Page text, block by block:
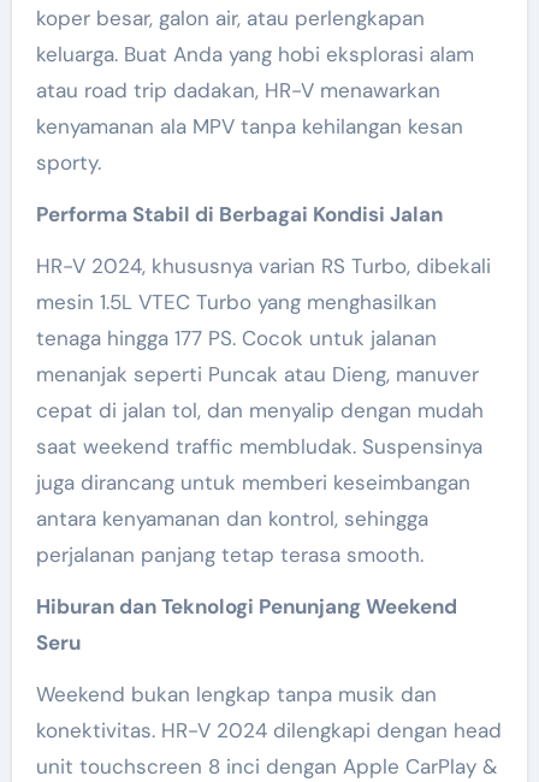
koper besar, galon air, atau perlengkapan
keluarga. Buat Anda yang hobi eksplorasi alam
atau road trip dadakan, HR-V menawarkan
kenyamanan ala MPV tanpa kehilangan kesan
sporty.
Performa Stabil di Berbagai Kondisi Jalan
HR-V 2024, khususnya varian RS Turbo, dibekali
mesin 1.5L VTEC Turbo yang menghasilkan
tenaga hingga 177 PS. Cocok untuk jalanan
menanjak seperti Puncak atau Dieng, manuver
cepat di jalan tol, dan menyalip dengan mudah
saat weekend traffic membludak. Suspensinya
juga dirancang untuk memberi keseimbangan
antara kenyamanan dan kontrol, sehingga
perjalanan panjang tetap terasa smooth.
Hiburan dan Teknologi Penunjang Weekend
Seru
Weekend bukan lengkap tanpa musik dan
konektivitas. HR-V 2024 dilengkapi dengan head
unit touchscreen 8 inci dengan Apple CarPlay &